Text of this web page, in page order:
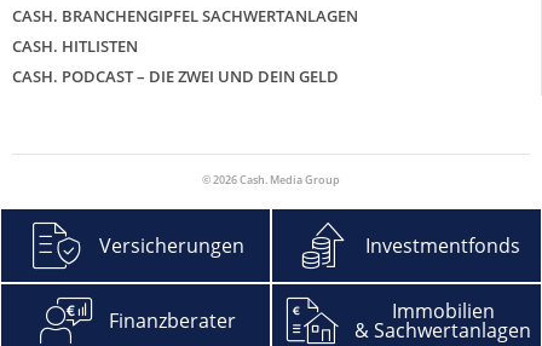
CASH. BRANCHENGIPFEL SACHWERTANLAGEN
CASH. HITLISTEN
CASH. PODCAST – DIE ZWEI UND DEIN GELD
© 2026 Cash. Media Group
Versicherungen Investmentfonds
Finanzberater Immobilien
& Sachwertanlagen